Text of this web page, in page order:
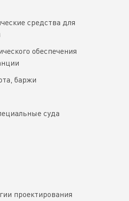
средства для
обеспечения
баржи
суда
проектирования